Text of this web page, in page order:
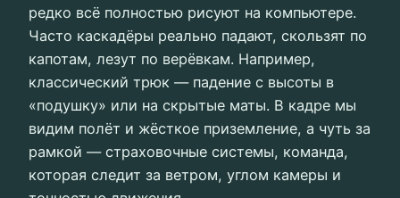
редко всё полностью рисуют на компьютере.
Часто каскадёры реально падают, скользят по
капотам, лезут по верёвкам. Например,
классический трюк — падение с высоты в
«подушку» или на скрытые маты. В кадре мы
видим полёт и жёсткое приземление, а чуть за
рамкой — страховочные системы, команда,
которая следит за ветром, углом камеры и